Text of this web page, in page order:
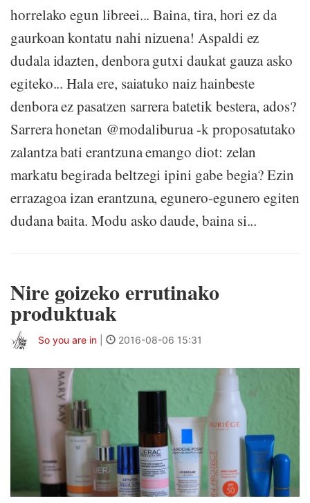
horrelako egun libreei... Baina, tira, hori ez da
gaurkoan kontatu nahi nizuena! Aspaldi ez
dudala idazten, denbora gutxi daukat gauza asko
egiteko... Hala ere, saiatuko naiz hainbeste
denbora ez pasatzen sarrera batetik bestera, ados?
Sarrera honetan @modaliburua -k proposatutako
zalantza bati erantzuna emango diot: zelan
markatu begirada beltzegi ipini gabe begia? Ezin
errazagoa izan erantzuna, egunero-egunero egiten
dudana baita. Modu asko daude, baina si...
Nire goizeko errutinako
produktuak
So you are in 2016-08-06 15:31